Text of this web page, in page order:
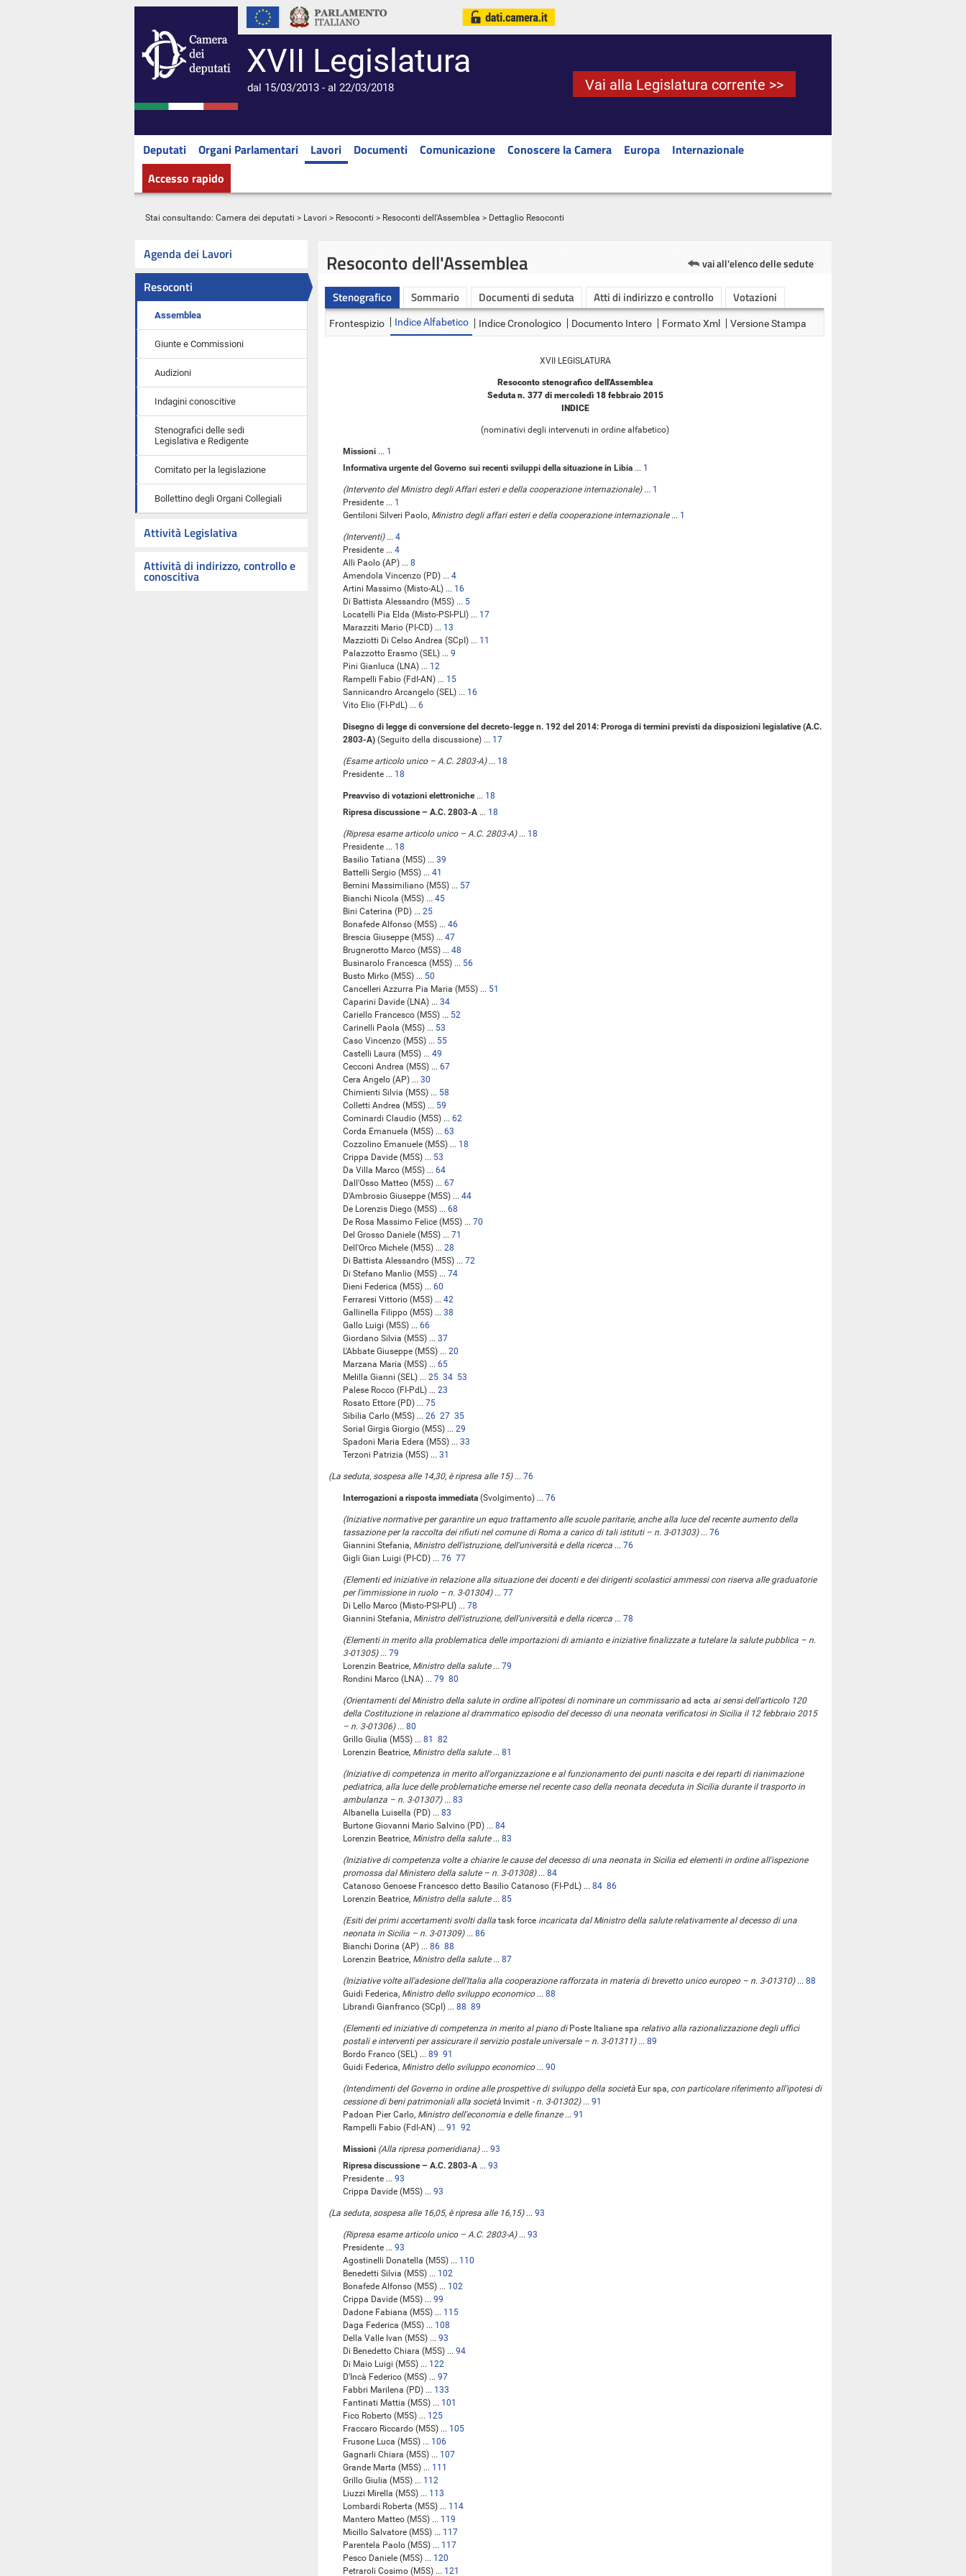
XVII Legislatura
dal 15/03/2013 - al 22/03/2018 Vai alla Legislatura corrente >>
Deputati Organi Parlamentari Lavori Documenti Comunicazione Conoscere la Camera Europa
Internazionale
Accesso rapido
Stai consultando: Camera dei deputati > Lavori > Resoconti > Resoconti dell'Assemblea > Dettaglio Resoconti
Agenda dei Lavori
Resoconti
Assemblea
Giunte e Commissioni
Audizioni
Indagini conoscitive
Stenografici delle sedi
Legislativa e Redigente
Comitato per la legislazione
Bollettino degli Organi Collegiali
Attività Legislativa
Attività di indirizzo, controllo e
conoscitiva
Resoconto dell'Assemblea vai all'elenco delle sedute
Stenografico Sommario Documenti di seduta Atti di indirizzo e controllo Votazioni
Frontespizio Indice Alfabetico Indice Cronologico Documento Intero Formato Xml Versione Stampa
XVII LEGISLATURA
Resoconto stenografico dell'Assemblea
Seduta n. 377 di mercoledì 18 febbraio 2015
INDICE
(nominativi degli intervenuti in ordine alfabetico)
Missioni ... 1
Informativa urgente del Governo sui recenti sviluppi della situazione in Libia ... 1
(Intervento del Ministro degli Affari esteri e della cooperazione internazionale)... 1
Presidente ... 1
Gentiloni Silveri Paolo, Ministro degli affari esteri e della cooperazione internazionale... 1
(Interventi)... 4
Presidente ... 4
Alli Paolo (AP) ... 8
Amendola Vincenzo (PD) ... 4
Artini Massimo (Misto-AL) ... 16
Di Battista Alessandro (M5S) ... 5
Locatelli Pia Elda (Misto-PSI-PLI) ... 17
Marazziti Mario (PI-CD) ... 13
Mazziotti Di Celso Andrea (SCpI) ... 11
Palazzotto Erasmo (SEL) ... 9
Pini Gianluca (LNA) ... 12
Rampelli Fabio (FdI-AN) ... 15
Sannicandro Arcangelo (SEL) ... 16
Vito Elio (FI-PdL) ... 6
Disegno di legge di conversione del decreto-legge n. 192 del 2014: Proroga di termini previsti da disposizioni legislative (A.C.
2803-A) (Seguito della discussione) ... 17
(Esame articolo unico – A.C. 2803-A)... 18
Presidente ... 18
Preavviso di votazioni elettroniche... 18
Ripresa discussione – A.C. 2803-A ... 18
(Ripresa esame articolo unico – A.C. 2803-A)... 18
Presidente ... 18
Basilio Tatiana (M5S) ... 39
Battelli Sergio (M5S) ... 41
Bernini Massimiliano (M5S) ... 57
Bianchi Nicola (M5S) ... 45
Bini Caterina (PD) ... 25
Bonafede Alfonso (M5S) ... 46
Brescia Giuseppe (M5S) ... 47
Brugnerotto Marco (M5S) ... 48
Businarolo Francesca (M5S) ... 56
Busto Mirko (M5S) ... 50
Cancelleri Azzurra Pia Maria (M5S) ... 51
Caparini Davide (LNA) ... 34
Cariello Francesco (M5S) ... 52
Carinelli Paola (M5S) ... 53
Caso Vincenzo (M5S) ... 55
Castelli Laura (M5S) ... 49
Cecconi Andrea (M5S) ... 67
Cera Angelo (AP) ... 30
Chimienti Silvia (M5S) ... 58
Colletti Andrea (M5S) ... 59
Cominardi Claudio (M5S) ... 62
Corda Emanuela (M5S) ... 63
Cozzolino Emanuele (M5S) ... 18
Crippa Davide (M5S) ... 53
Da Villa Marco (M5S) ... 64
Dall'Osso Matteo (M5S) ... 67
D'Ambrosio Giuseppe (M5S) ... 44
De Lorenzis Diego (M5S) ... 68
De Rosa Massimo Felice (M5S) ... 70
Del Grosso Daniele (M5S) ... 71
Dell'Orco Michele (M5S) ... 28
Di Battista Alessandro (M5S) ... 72
Di Stefano Manlio (M5S) ... 74
Dieni Federica (M5S) ... 60
Ferraresi Vittorio (M5S) ... 42
Gallinella Filippo (M5S) ... 38
Gallo Luigi (M5S) ... 66
Giordano Silvia (M5S) ... 37
L'Abbate Giuseppe (M5S) ... 20
Marzana Maria (M5S) ... 65
Melilla Gianni (SEL) ... 25 34 53
Palese Rocco (FI-PdL) ... 23
Rosato Ettore (PD) ... 75
Sibilia Carlo (M5S) ... 26 27 35
Sorial Girgis Giorgio (M5S) ... 29
Spadoni Maria Edera (M5S) ... 33
Terzoni Patrizia (M5S) ... 31
(La seduta, sospesa alle 14,30, è ripresa alle 15)... 76
Interrogazioni a risposta immediata (Svolgimento) ... 76
(Iniziative normative per garantire un equo trattamento alle scuole paritarie, anche alla luce del recente aumento della
tassazione per la raccolta dei rifiuti nel comune di Roma a carico di tali istituti – n. 3-01303)... 76
Giannini Stefania, Ministro dell'istruzione, dell'università e della ricerca ... 76
Gigli Gian Luigi (PI-CD) ... 76 77
(Elementi ed iniziative in relazione alla situazione dei docenti e dei dirigenti scolastici ammessi con riserva alle graduatorie
per l'immissione in ruolo – n. 3-01304)... 77
Di Lello Marco (Misto-PSI-PLI) ... 78
Giannini Stefania, Ministro dell'istruzione, dell'università e della ricerca ... 78
(Elementi in merito alla problematica delle importazioni di amianto e iniziative finalizzate a tutelare la salute pubblica – n.
3-01305)... 79
Lorenzin Beatrice, Ministro della salute... 79
Rondini Marco (LNA) ... 79 80
(Orientamenti del Ministro della salute in ordine all'ipotesi di nominare un commissarioad acta ai sensi dell'articolo 120
della Costituzione in relazione al drammatico episodio del decesso di una neonata verificatosi in Sicilia il 12 febbraio 2015
– n. 3-01306)... 80
Grillo Giulia (M5S) ... 81
82
Lorenzin Beatrice, Ministro della salute ... 81
(Iniziative di competenza in merito all'organizzazione e al funzionamento dei punti nascita e dei reparti di rianimazione
pediatrica, alla luce delle problematiche emerse nel recente caso della neonata deceduta in Sicilia durante il trasporto in
ambulanza – n. 3-01307)... 83
Albanella Luisella (PD) ... 83
Burtone Giovanni Mario Salvino (PD) ... 84
Lorenzin Beatrice, Ministro della salute ... 83
(Iniziative di competenza volte a chiarire le cause del decesso di una neonata in Sicilia ed elementi in ordine all'ispezione
promossa dal Ministero della salute – n. 3-01308)... 84
Catanoso Genoese Francesco detto Basilio Catanoso (FI-PdL) ... 84 86
Lorenzin Beatrice, Ministro della salute... 85
(Esiti dei primi accertamenti svolti dalla task force incaricata dal Ministro della salute relativamente al decesso di una
neonata in Sicilia – n. 3-01309)... 86
Bianchi Dorina (AP) ... 86 88
Lorenzin Beatrice, Ministro della salute ... 87
(Iniziative volte all'adesione dell'Italia alla cooperazione rafforzata in materia di brevetto unico europeo – n. 3-01310)... 88
Guidi Federica, Ministro dello sviluppo economico... 88
Librandi Gianfranco (SCpI) ... 88 89
(Elementi ed iniziative di competenza in merito al piano diPoste Italiane spa relativo alla razionalizzazione degli uffici
postali e interventi per assicurare il servizio postale universale – n. 3-01311)... 89
Bordo Franco (SEL) ... 89 91
Guidi Federica, Ministro dello sviluppo economico... 90
(Intendimenti del Governo in ordine alle prospettive di sviluppo della società Eur spa, con particolare riferimento all'ipotesi di
cessione di beni patrimoniali alla società Invimit - n. 3-01302)... 91
Padoan Pier Carlo, Ministro dell'economia e delle finanze... 91
Rampelli Fabio (FdI-AN) ... 91 92
Missioni (Alla ripresa pomeridiana)... 93
Ripresa discussione – A.C. 2803-A ... 93
Presidente ... 93
Crippa Davide (M5S) ... 93
(La seduta, sospesa alle 16,05, è ripresa alle 16,15)... 93
(Ripresa esame articolo unico – A.C. 2803-A)... 93
Presidente ... 93
Agostinelli Donatella (M5S) ... 110
Benedetti Silvia (M5S) ... 102
Bonafede Alfonso (M5S) ... 102
Crippa Davide (M5S) ... 99
Dadone Fabiana (M5S) ... 115
Daga Federica (M5S) ... 108
Della Valle Ivan (M5S) ... 93
Di Benedetto Chiara (M5S) ... 94
Di Maio Luigi (M5S) ... 122
D'Incà Federico (M5S) ... 97
Fabbri Marilena (PD) ... 133
Fantinati Mattia (M5S) ... 101
Fico Roberto (M5S) ... 125
Fraccaro Riccardo (M5S) ... 105
Frusone Luca (M5S) ... 106
Gagnarli Chiara (M5S) ... 107
Grande Marta (M5S) ... 111
Grillo Giulia (M5S) ... 112
Liuzzi Mirella (M5S) ... 113
Lombardi Roberta (M5S) ... 114
Mantero Matteo (M5S) ... 119
Micillo Salvatore (M5S) ... 117
Parentela Paolo (M5S) ... 117
Pesco Daniele (M5S) ... 120
Petraroli Cosimo (M5S) ... 121